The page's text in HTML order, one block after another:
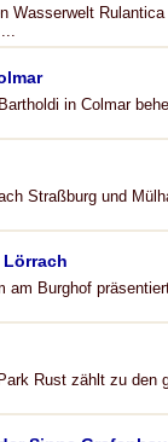
Wasserwelt
in Colmar
Straßburg und
Lörrach
am Burghof
Rust zählt zu den